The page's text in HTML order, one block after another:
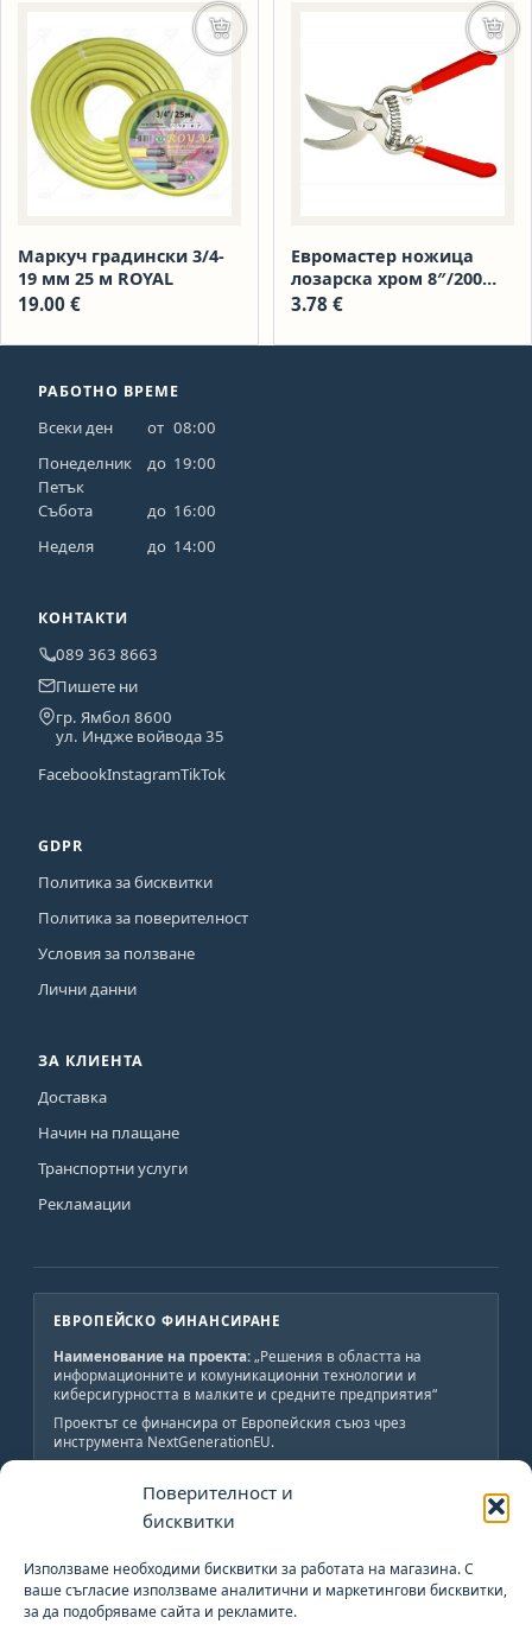
Поверителност и
бисквитки
Използваме необходими бисквитки за работата на магазина. С
ваше съгласие използваме аналитични и маркетингови бисквитки,
за да подобряваме сайта и рекламите.
Маркуч градински 3/4-
19 мм 25 м ROYAL
19.00 €
Добавяне в количката
Евромастер ножица
лозарска хром 8″/200
мм tg 382305
3.78 €
РАБОТНО ВРЕМЕ
Всеки ден от 08:00
Понеделник
до 19:00
Петък
Събота
до 16:00
Неделя
до 14:00
КОНТАКТИ
089 363 8663
Пишете ни
гр. Ямбол 8600
ул. Индже войвода 35
FacebookInstagramTikTok
GDPR
Политика за бисквитки
Политика за поверителност
Условия за ползване
Лични данни
ЗА КЛИЕНТА
Доставка
Начин на плащане
Транспортни услуги
Рекламации
ЕВРОПЕЙСКО ФИНАНСИРАНЕ
Наименование на проекта: „Решения в областта на
информационните и комуникационни технологии и
киберсигурността в малките и средните предприятия“
Проектът се финансира от Европейския съюз чрез
инструмента NextGenerationEU.
Обща стойност:19 800 лв., от които 19 800 лв.
безвъзмездно финансиране.